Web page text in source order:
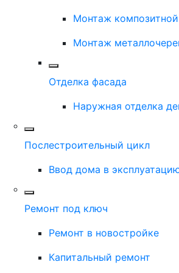
Монтаж
Монтаж
Отделка фасада
Наружная отделка
Послестроительный цикл
Ввод дома в
Ремонт под ключ
Ремонт в новостройке
Капитальный ремонт